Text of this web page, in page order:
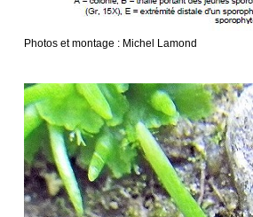
Photos et montage : Michel Lamond